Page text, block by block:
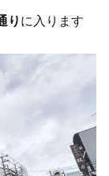
り に入ります